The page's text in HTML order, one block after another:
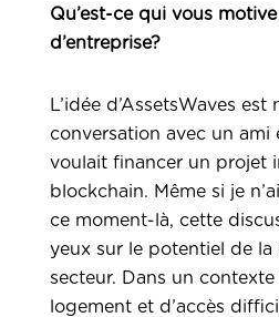
Qu’est-ce qui vous
d’entreprise?
L’idée d’AssetsWaves est
conversation avec un ami
voulait financer un projet
blockchain. Même si je
ce moment-là, cette
yeux sur le potentiel de
secteur. Dans un
logement et d’accès